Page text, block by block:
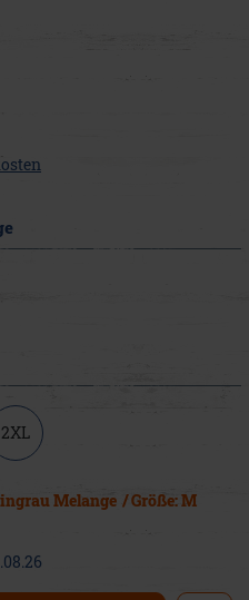
2XL
Melange / Größe: M